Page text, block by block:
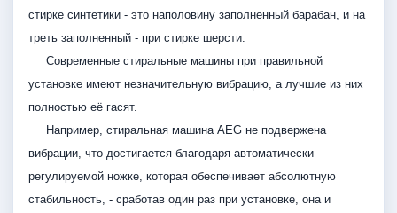
стирке синтетики - это наполовину заполненный барабан, и на
треть заполненный - при стирке шерсти.
Современные стиральные машины при правильной
установке имеют незначительную вибрацию, а лучшие из них
полностью её гасят.
Например, стиральная машина АЕG не подвержена
вибрации, что достигается благодаря автоматически
регулируемой ножке, которая обеспечивает абсолютную
стабильность, - сработав один раз при установке, она и